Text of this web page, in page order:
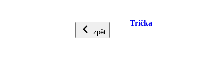
zpět
Trička